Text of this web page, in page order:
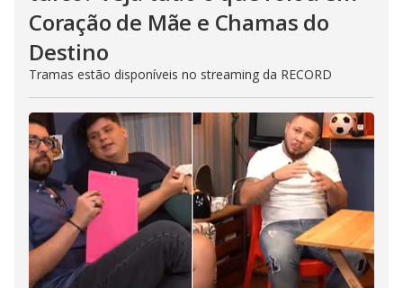
Coração de Mãe e Chamas do
Destino
Tramas estão disponíveis no streaming da RECORD